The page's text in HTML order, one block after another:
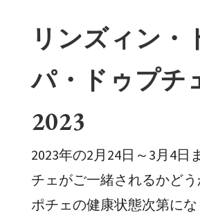
リンズィン・
パ・ドゥプチ
2023
2023年の2月24日～3月4日
チェがご一緒されるかど
ポチェの健康状態次第に